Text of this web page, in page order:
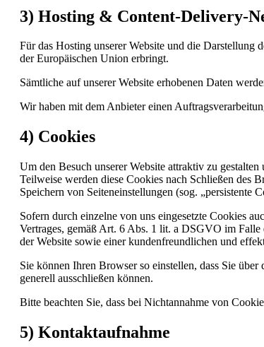
3) Hosting & Content-Delivery-
Für das Hosting unserer Website und die Darstellung
der Europäischen Union erbringt.
Sämtliche auf unserer Website erhobenen Daten
Wir haben mit dem Anbieter einen
4) Cookies
Um den Besuch unserer Website attraktiv zu
Teilweise werden diese Cookies nach Schließen des
Speichern von Seiteneinstellungen (sog. „persistente
Sofern durch einzelne von uns eingesetzte Cookies
Vertrages, gemäß Art. 6 Abs. 1 lit. a DSGVO im
der Website sowie einer kundenfreundlichen und
Sie können Ihren Browser so einstellen, dass Sie
generell ausschließen können.
Bitte beachten Sie, dass bei Nichtannahme von
5) Kontaktaufnahme